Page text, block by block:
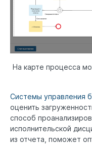
На карте процесса
Системы управления
оценить
способ
исполнительской
из отчета, поможет